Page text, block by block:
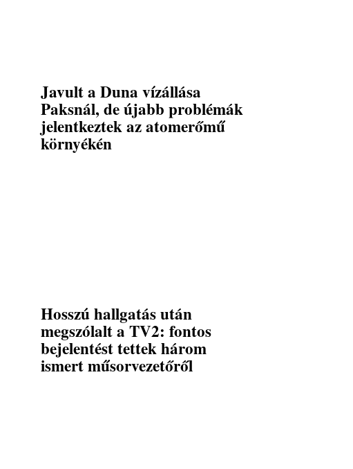
Javult a Duna vízállása
Paksnál, de újabb problémák
jelentkeztek az atomerőmű
környékén
Hosszú hallgatás után
megszólalt a TV2: fontos
bejelentést tettek három
ismert műsorvezetőről